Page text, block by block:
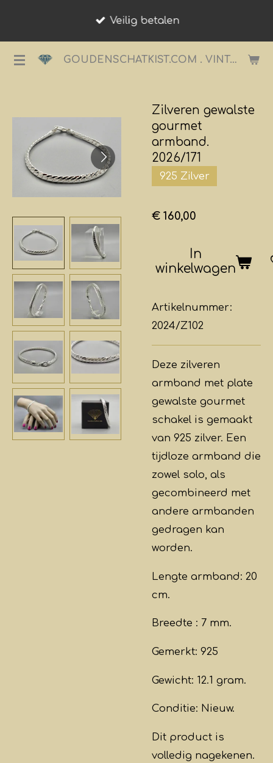
de
GOUDENSCHATKIST.COM . VINTAGE JUWELIER.
Veilig betalen
Zilveren gewalste
gourmet
armband.
2026/171
925 Zilver
€ 160,00
In
winkelwagen
Artikelnummer:
2024/Z102
Deze zilveren
armband met plate
gewalste gourmet
schakel is gemaakt
van 925 zilver. Een
tijdloze armband die
zowel solo, als
gecombineerd met
andere armbanden
gedragen kan
worden.
Lengte armband: 20
cm.
Breedte : 7 mm.
Gemerkt: 925
Gewicht: 12.1 gram.
Conditie: Nieuw.
Dit product is
volledig nagekenen.